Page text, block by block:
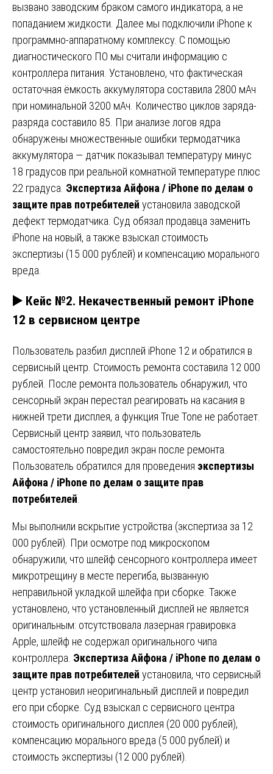
вызвано заводским браком самого индикатора, а не
попаданием жидкости. Далее мы подключили iPhone к
программно-аппаратному комплексу. С помощью
диагностического ПО мы считали информацию с
контроллера питания. Установлено, что фактическая
остаточная ёмкость аккумулятора составила 2800 мАч
при номинальной 3200 мАч. Количество циклов заряда-
разряда составило 85. При анализе логов ядра
обнаружены множественные ошибки термодатчика
аккумулятора — датчик показывал температуру минус
18 градусов при реальной комнатной температуре плюс
22 градуса. Экспертиза Айфона / iPhone по делам о
защите прав потребителей установила заводской
дефект термодатчика. Суд обязал продавца заменить
iPhone на новый, а также взыскал стоимость
экспертизы (15 000 рублей) и компенсацию морального
вреда.
▶️ Кейс №2. Некачественный ремонт iPhone
12 в сервисном центре
Пользователь разбил дисплей iPhone 12 и обратился в
сервисный центр. Стоимость ремонта составила 12 000
рублей. После ремонта пользователь обнаружил, что
сенсорный экран перестал реагировать на касания в
нижней трети дисплея, а функция True Tone не работает.
Сервисный центр заявил, что пользователь
самостоятельно повредил экран после ремонта.
Пользователь обратился для проведения экспертизы
Айфона / iPhone по делам о защите прав
потребителей
Мы выполнили вскрытие устройства (экспертиза за 12
000 рублей). При осмотре под микроскопом
обнаружили, что шлейф сенсорного контроллера имеет
микротрещину в месте перегиба, вызванную
неправильной укладкой шлейфа при сборке. Также
установлено, что установленный дисплей не является
оригинальным: отсутствовала лазерная гравировка
Apple, шлейф не содержал оригинального чипа
контроллера. Экспертиза Айфона / iPhone по делам о
защите прав потребителей установила, что сервисный
центр установил неоригинальный дисплей и повредил
его при сборке. Суд взыскал с сервисного центра
стоимость оригинального дисплея (20 000 рублей),
компенсацию морального вреда (5 000 рублей) и
стоимость экспертизы (12 000 рублей).